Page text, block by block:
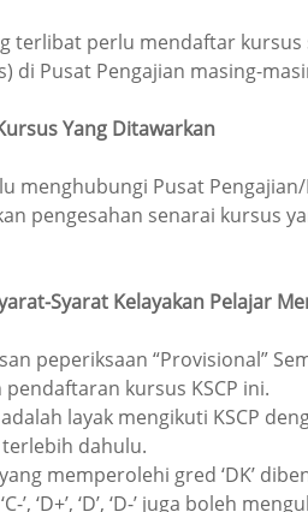
terlibat perlu mendaftar kursus
di Pusat Pengajian masing-
Yang Ditawarkan
menghubungi Pusat
pengesahan senarai kursus
Syarat Kelayakan Pelajar
peperiksaan “Provisional”
kursus KSCP ini.
layak mengikuti KSCP
dahulu.
memperolehi gred ‘DK’
’, ‘D+’, ‘D’, ‘D-’ juga boleh